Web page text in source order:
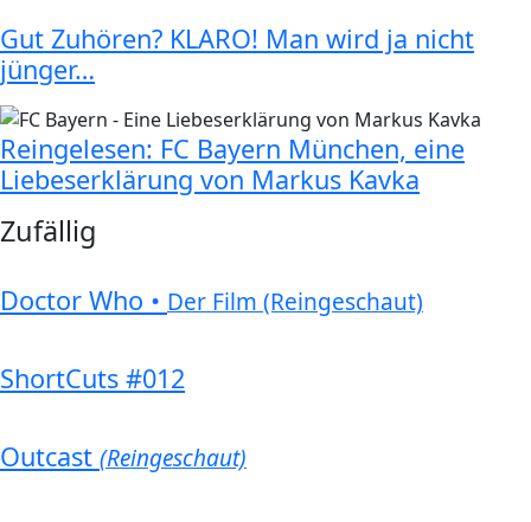
Gut Zuhören? KLARO! Man wird ja nicht
jünger…
Reingelesen: FC Bayern München, eine
Liebeserklärung von Markus Kavka
Zufällig
Doctor Who • Der Film (Reingeschaut)
ShortCuts #012
Outcast (Reingeschaut)